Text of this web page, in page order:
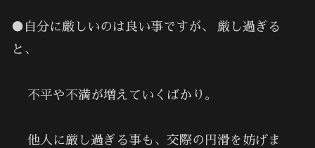
●自分に厳しいのは良い事ですが、 厳し過ぎる
と、
不平や不満が増えていくばかり。
他人に厳し過ぎる事も、交際の円滑を妨げま